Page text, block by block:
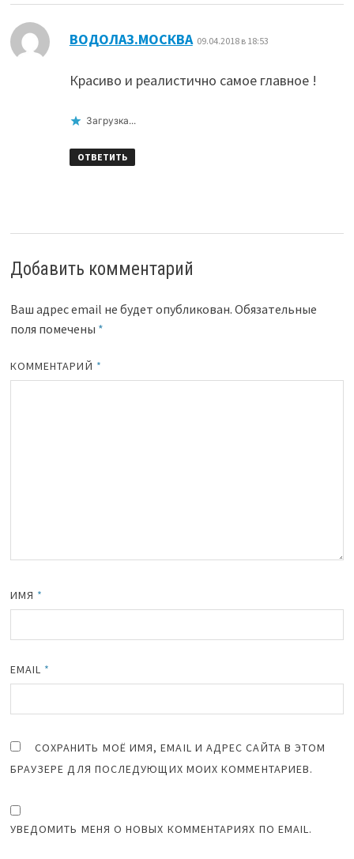
ВОДОЛАЗ.МОСКВА 09.04.2018 в 18:53
Красиво и реалистично самое главное !
Загрузка...
ОТВЕТИТЬ
Добавить комментарий
Ваш адрес email не будет опубликован. Обязательные
поля помечены *
КОММЕНТАРИЙ *
ИМЯ *
EMAIL *
СОХРАНИТЬ МОЁ ИМЯ, EMAIL И АДРЕС САЙТА В ЭТОМ
БРАУЗЕРЕ ДЛЯ ПОСЛЕДУЮЩИХ МОИХ КОММЕНТАРИЕВ.
УВЕДОМИТЬ МЕНЯ О НОВЫХ КОММЕНТАРИЯХ ПО EMAIL.